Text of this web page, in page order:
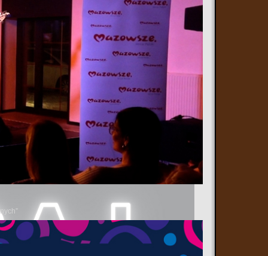
pracowników oddziału Neonatologii Patologii i Intensywnej
okresie od 15 września do 21 października 20024 r. Kontakt do